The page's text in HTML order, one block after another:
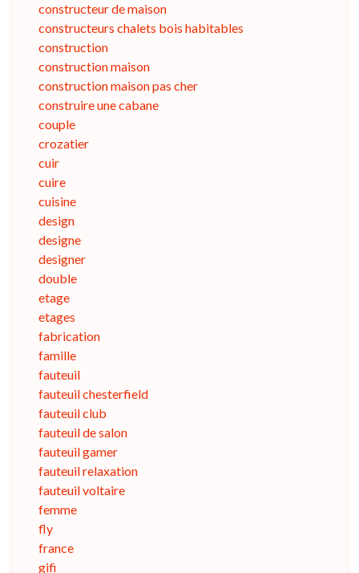
constructeur de maison
constructeurs chalets bois habitables
construction
construction maison
construction maison pas cher
construire une cabane
couple
crozatier
cuir
cuire
cuisine
design
designe
designer
double
etage
etages
fabrication
famille
fauteuil
fauteuil chesterfield
fauteuil club
fauteuil de salon
fauteuil gamer
fauteuil relaxation
fauteuil voltaire
femme
fly
france
gifi